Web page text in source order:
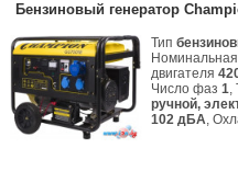
Бензиновый генератор
Тип
двигателя
Число фаз1,
ручной,
102 дБА,